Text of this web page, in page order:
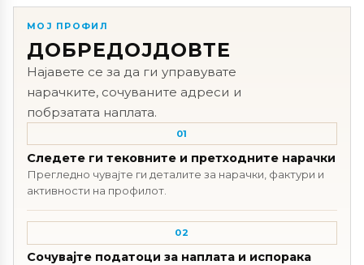
МОЈ ПРОФИЛ
ДОБРЕДОЈДОВТЕ
Најавете се за да ги управувате
нарачките, сочуваните адреси и
побрзатата наплата.
01
Следете ги тековните и претходните нарачки
Прегледно чувајте ги деталите за нарачки, фактури и
активности на профилот.
02
Сочувајте податоци за наплата и испорака